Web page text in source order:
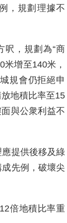
，規劃理據不
呎，規劃為“商
增至140米，
規會仍拒絕申
地積比率至15
與公衆利益不
提供後移及綠
先例，破壞尖
倍地積比率重